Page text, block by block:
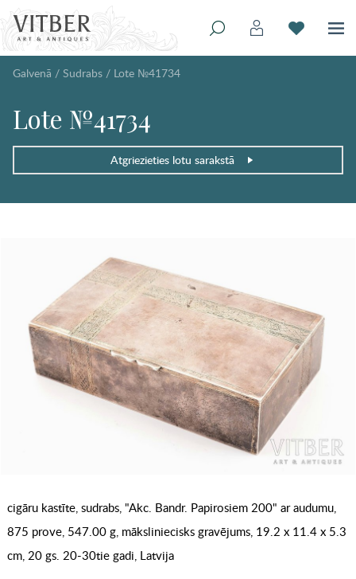
Galvenā / Sudrabs / Lote №41734
Lote №41734
Atgriezieties lotu sarakstā
cigāru kastīte, sudrabs, "Akc. Bandr. Papirosiem 200" ar audumu,
875 prove, 547.00 g, māksliniecisks gravējums, 19.2 x 11.4 x 5.3
cm, 20 gs. 20-30tie gadi, Latvija